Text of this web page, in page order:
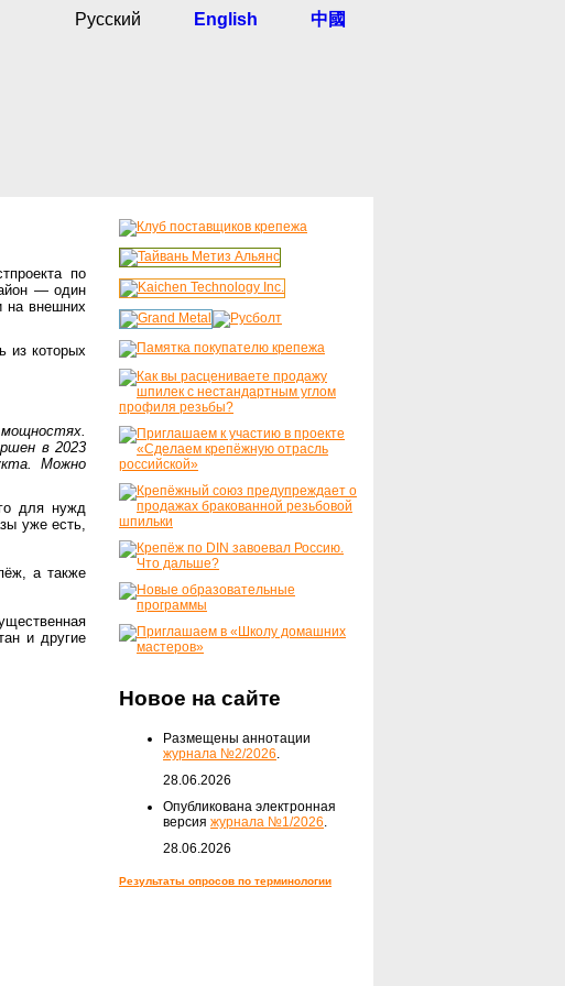
中國
English
Русский
Новое на сайте
Размещены аннотации
журнала №2/2026.
28.06.2026
Опубликована электронная
версия журнала №1/2026.
28.06.2026
Результаты опросов по терминологии
по
— один
на внешних
из которых
в 2023
Можно
для нужд
уже есть,
а также
и другие